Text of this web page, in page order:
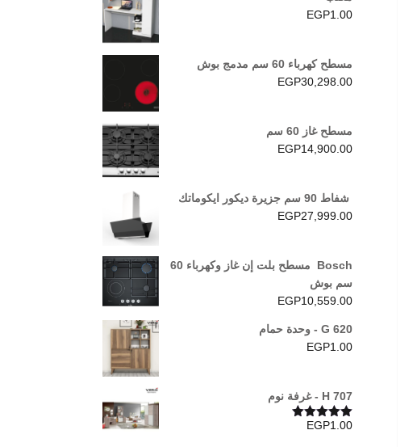
EGP1.00
مسطح كهرباء 60 سم مدمج بوش
EGP30,298.00
مسطح غاز 60 سم
EGP14,900.00
شفاط 90 سم جزيرة ديكور ايكوماتك
EGP27,999.00
Bosch مسطح بلت إن غاز وكهرباء 60
سم بوش
EGP10,559.00
G 620 - وحدة حمام
EGP1.00
H 707 - غرفة نوم
تم التقييم
EGP1.00